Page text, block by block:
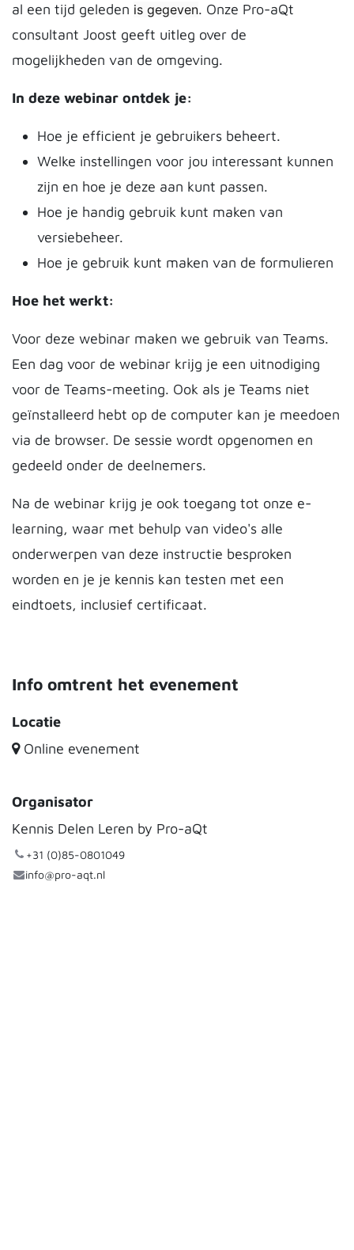
al een tijd geleden is gegeven. Onze Pro-aQt
consultant Joost geeft uitleg over de
mogelijkheden van de omgeving.
In deze webinar ontdek je:
Hoe je efficient je gebruikers beheert.
Welke instellingen voor jou interessant kunnen
zijn en hoe je deze aan kunt passen.
Hoe je handig gebruik kunt maken van
versiebeheer.
Hoe je gebruik kunt maken van de formulieren
Hoe het werkt:
Voor deze webinar maken we gebruik van Teams.
Een dag voor de webinar krijg je een uitnodiging
voor de Teams-meeting. Ook als je Teams niet
geïnstalleerd hebt op de computer kan je meedoen
via de browser. De sessie wordt opgenomen en
gedeeld onder de deelnemers.
Na de webinar krijg je ook toegang tot onze e-
learning, waar met behulp van video's alle
onderwerpen van deze instructie besproken
worden en je je kennis kan testen met een
eindtoets, inclusief certificaat.
Info omtrent het evenement
Locatie
Online evenement
Organisator
Kennis Delen Leren by Pro-aQt
+31 (0)85-0801049
info@pro-aqt.nl